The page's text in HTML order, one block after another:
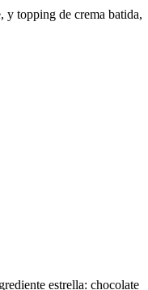
topping de crema batida,
estrella: chocolate